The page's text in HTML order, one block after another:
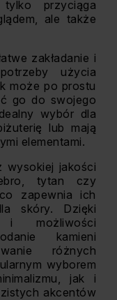
przyciąga
ale także
zakładanie i
użycia
może po prostu
go do swojego
wybór dla
lub mają
elementami.
wysokiej jakości
tytan czy
zapewnia ich
skóry. Dzięki
i możliwości
kamieni
różnych
wyborem
jak i
akcentów